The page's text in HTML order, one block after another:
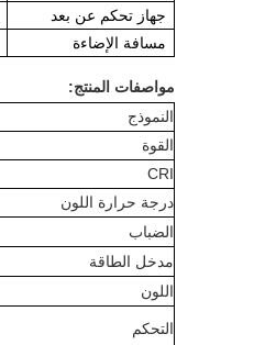
جهاز تحكم عن بعد
مسافة الإضاءة
مواصفات المنتج:
النموذج
القوة
CRI
درجة حرارة اللون
الضباب
مدخل الطاقة
اللون
التحكم